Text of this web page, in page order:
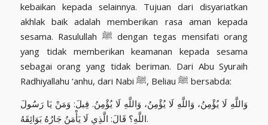
kebaikan kepada selainnya. Tujuan dari disyariatkan
akhlak baik adalah memberikan rasa aman kepada
sesama. Rasulullah ﷺ dengan tegas mensifati orang
yang tidak memberikan keamanan kepada sesama
sebagai orang yang tidak beriman. Dari Abu Syuraih
Radhiyallahu ‘anhu, dari Nabi ﷺ, Beliau ﷺ bersabda:
وَاللَّهِ لَا يُؤْمِنُ، وَاللَّهِ لَا يُؤْمِنُ، وَاللَّهِ لَا يُؤْمِنُ. قِيلَ: وَمَنْ يَا رَسُولَ
اللَّهِ؟ قَالَ: الَّذِي لَا يَأْمَنُ جَارُهُ بَوَائِقَهُ.